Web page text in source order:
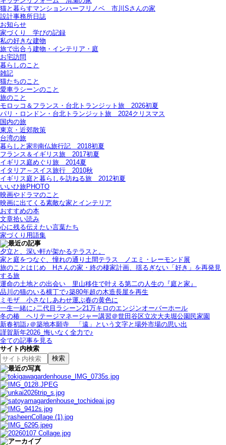
猫と暮らすマンションハーフリノベ＿市川Sさんの家
設計事務所日誌
お知らせ
家づくり 学びの記録
私の好きな建物
旅で出合う建物・インテリア・庭
お宅訪問
暮らしのこと
雑記
猫たちのこと
愛車ラシーンのこと
旅のこと
モロッコ＆フランス・台北トランジット旅＿2026初夏
パリ・ロンドン・台北トランジット旅＿2024クリスマス
国内の旅
東京・近郊散策
台湾の旅
暮らしと家®南仏旅行記＿2018初夏
フランス＆イギリス旅＿2017初夏
イギリス庭めぐり旅＿2014夏
イタリア～スイス旅行 2010秋
イギリス庭と暮らしを訪ねる旅＿2012初夏
いいひ旅PHOTO
映画やドラマのこと
映画に出てくる素敵な家とインテリア
おすすめの本
文章拾い読み
心に残る伝えたい言葉たち
家づくり用語集
夕立と、深い軒が架かるテラスと。
家と庭をつなぐ、憧れの通り土間テラス＿ノエミ・レーモンド展
旅のことはじめ＿Hさんの家・終の棲家計画、揺るぎない「好き」を再発見
する旅
運命の土地との出会い＿里山移住で叶える第二の人生の『庭と家』
品川の猫のいる横丁で♪築80年超の木造長屋を再生
ミモザ＿小さなしあわせ運ぶ春の黄色に
一生一緒に♪二代目ラシーン21万キロのエンジンオーバーホール
冬の椿＿ヘリテージマネージャー講習＠世田谷区立次大夫堀公園民家園
新春初詣♪＠築地本願寺＿「遠」という文字と場外市場の思い出
謹賀新年2026_悔いなく全力で♪
全ての記事を見る
サイト内検索